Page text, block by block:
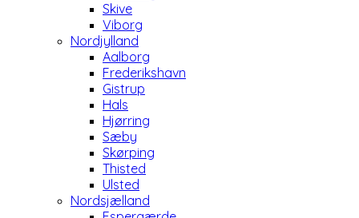
Skive
Viborg
Nordjylland
Aalborg
Frederikshavn
Gistrup
Hals
Hjørring
Sæby
Skørping
Thisted
Ulsted
Nordsjælland